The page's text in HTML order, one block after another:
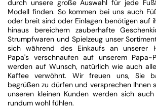
durch unsere große Auswahl für jede
Modell finden. So kommen bei uns auch
oder breit sind oder Einlagen benötigen auf
hinaus bereichern zauberhafte
Strumpfwaren und Spielzeug unser
sich während des Einkaufs an unserer
Papa's verschnaufen auf unserem Papa-
werden auf Wunsch, natürlich wie auch
Kaffee verwöhnt. Wir freuen uns, Sie
begrüßen zu dürfen und versprechen Ihnen
unseren kleinen Kunden werden sich
rundum wohl fühlen.